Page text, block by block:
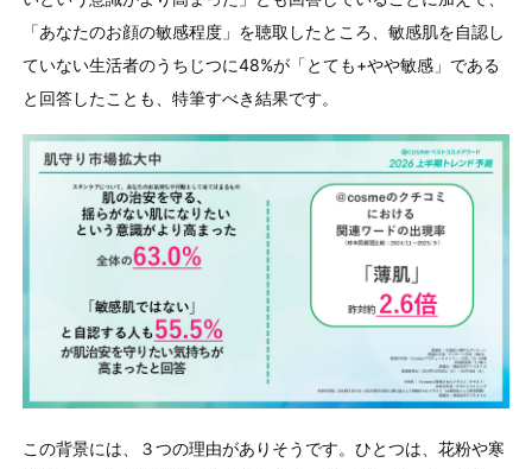
「あなたのお顔の敏感程度」を聴取したところ、敏感肌を自認し
ていない生活者のうちじつに48%が「とても+やや敏感」である
と回答したことも、特筆すべき結果です。
この背景には、３つの理由がありそうです。ひとつは、花粉や寒